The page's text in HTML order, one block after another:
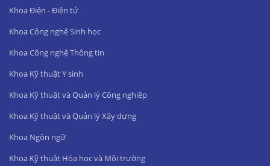
Khoa Điện - Điện tử
Khoa Công nghệ Sinh học
Khoa Công nghệ Thông tin
Khoa Kỹ thuật Y sinh
Khoa Kỹ thuật và Quản lý Công nghiệp
Khoa Kỹ thuật và Quản lý Xây dựng
Khoa Ngôn ngữ
Khoa Kỹ thuật Hóa học và Môi trường